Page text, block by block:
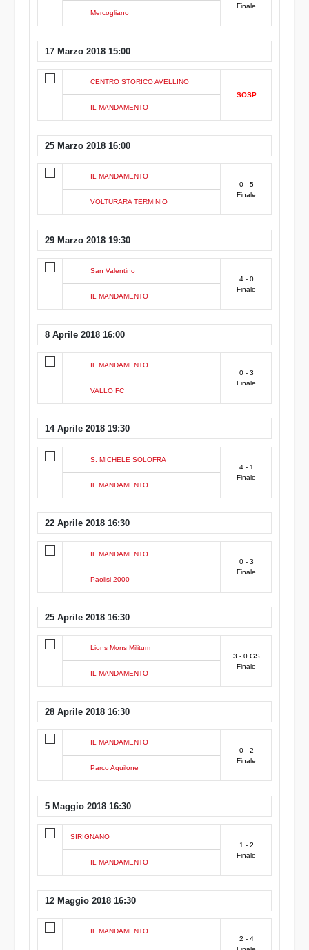
Mercogliano
Finale
17 Marzo 2018 15:00
CENTRO STORICO AVELLINO
IL MANDAMENTO
SOSP
25 Marzo 2018 16:00
IL MANDAMENTO
VOLTURARA TERMINIO
0 - 5
Finale
29 Marzo 2018 19:30
San Valentino
IL MANDAMENTO
4 - 0
Finale
8 Aprile 2018 16:00
IL MANDAMENTO
VALLO FC
0 - 3
Finale
14 Aprile 2018 19:30
S. MICHELE SOLOFRA
IL MANDAMENTO
4 - 1
Finale
22 Aprile 2018 16:30
IL MANDAMENTO
Paolisi 2000
0 - 3
Finale
25 Aprile 2018 16:30
Lions Mons Militum
IL MANDAMENTO
3 - 0 GS
Finale
28 Aprile 2018 16:30
IL MANDAMENTO
Parco Aquilone
0 - 2
Finale
5 Maggio 2018 16:30
SIRIGNANO
IL MANDAMENTO
1 - 2
Finale
12 Maggio 2018 16:30
IL MANDAMENTO
2 - 4